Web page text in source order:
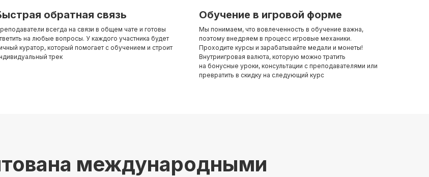
обратная связь
всегда на связи в общем чате и готовы
на любые вопросы. У каждого участника будет
куратор, который помогает с обучением и строит
трек
Обучение в игровой форме
Мы понимаем, что вовлеченность в обучение важна,
поэтому внедряем в процесс игровые механики.
Проходите курсы и зарабатывайте медали и монеты!
Внутриигровая валюта, которую можно тратить
на бонусные уроки, консультации с преподавателями или
превратить в скидку на следующий курс
международными